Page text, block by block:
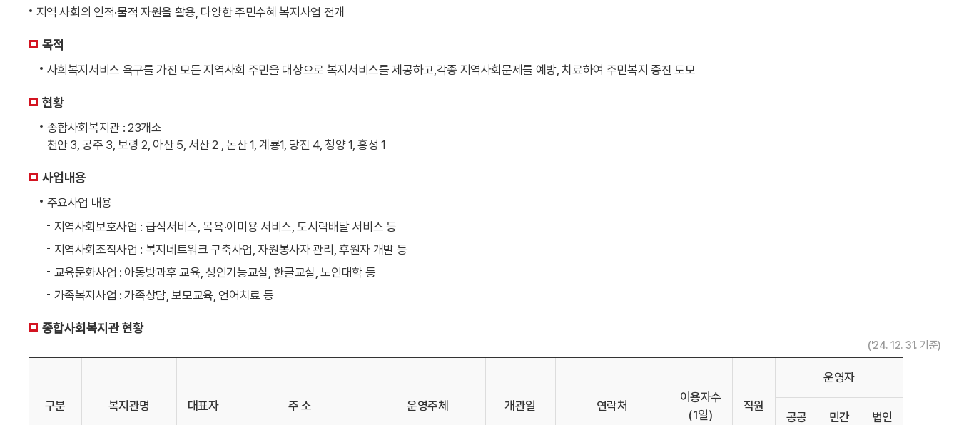
지역 사회의 인적·물적 자원을 활용, 다양한 주민수혜 복지사업 전개
목적
사회복지서비스 욕구를 가진 모든 지역사회 주민을 대상으로 복지서비스를 제공하고,각종 지역사회문제를 예방, 치료하여 주민복지 증진 도모
현황
종합사회복지관 : 23개소
천안 3, 공주 3, 보령 2, 아산 5, 서산 2 , 논산 1, 계룡1, 당진 4, 청양 1, 홍성 1
사업내용
주요사업 내용
지역사회보호사업 : 급식서비스, 목욕·이미용 서비스, 도시락배달 서비스 등
지역사회조직사업 : 복지네트워크 구축사업, 자원봉사자 관리, 후원자 개발 등
교육문화사업 : 아동방과후 교육, 성인기능교실, 한글교실, 노인대학 등
가족복지사업 : 가족상담, 보모교육, 언어치료 등
종합사회복지관 현황
('24. 12. 31. 기준)
구분 복지관명 대표자 주 소 운영주체 개관일 연락처
이용자수
(1일)
직원
운영자
공공
민간
법인